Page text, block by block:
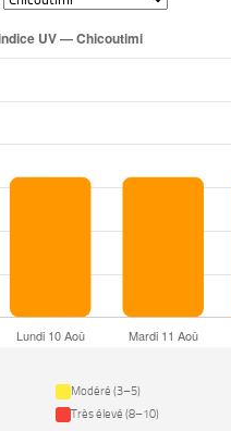
Modéré (3–5)
Très élevé (8–10)